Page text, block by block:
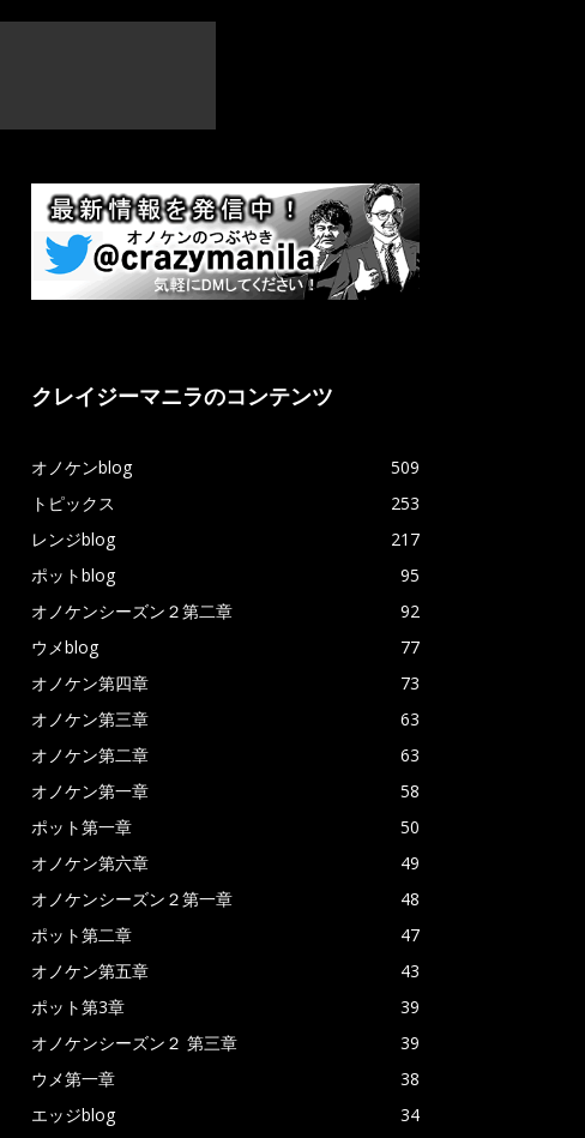
クレイジーマニラのコンテンツ
オノケンblog
509
トピックス
253
レンジblog
217
ポットblog
95
オノケンシーズン２第二章
92
ウメblog
77
オノケン第四章
73
オノケン第三章
63
オノケン第二章
63
オノケン第一章
58
ポット第一章
50
オノケン第六章
49
オノケンシーズン２第一章
48
ポット第二章
47
オノケン第五章
43
ポット第3章
39
オノケンシーズン２ 第三章
39
ウメ第一章
38
エッジblog
34